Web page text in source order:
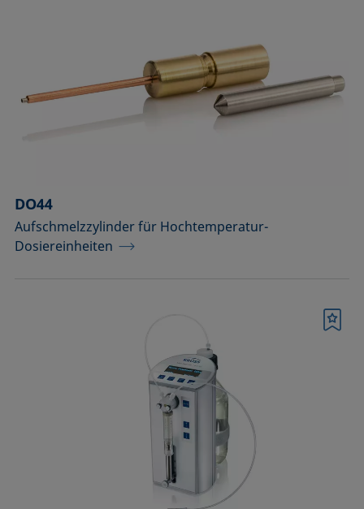
DO44
Aufschmelzzylinder für Hochtemperatur-
Dosiereinheiten